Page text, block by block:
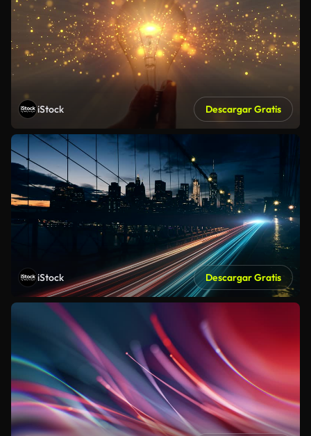
iStock Descargar Gratis
iStock Descargar Gratis